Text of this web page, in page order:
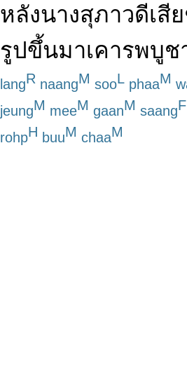
หลังนางสุภาวดีเสี
รูปขึ้นมาเคารพบูช
langR naangM sooL phaaM
jeungM meeM gaanM saangF
rohpH buuM chaaM